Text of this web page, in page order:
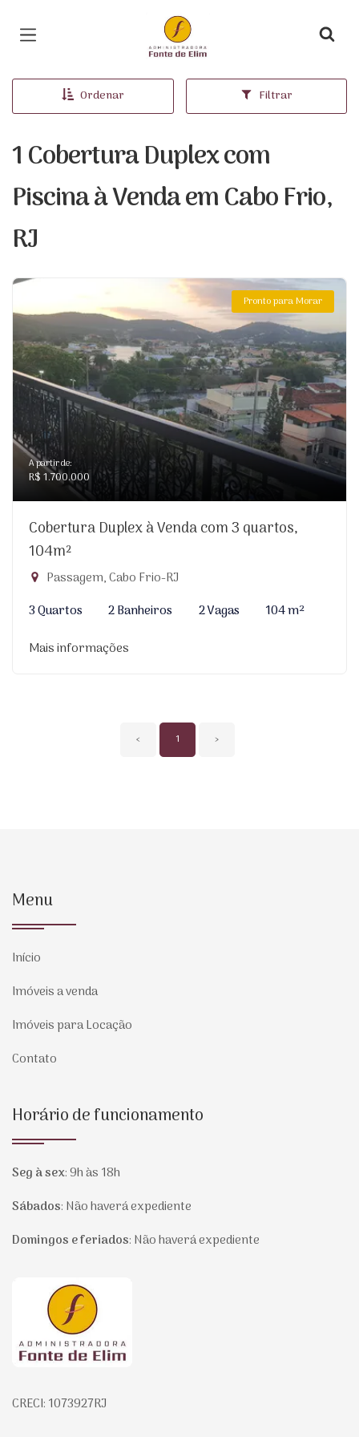
Página inicial
Ordenar Filtrar
1 Cobertura Duplex com
Piscina à Venda em Cabo Frio,
RJ
Pronto para Morar
A partir de:
R$ 1.700.000
Cobertura Duplex à Venda com 3 quartos,
104m²
Passagem, Cabo Frio-RJ
3 Quartos
2 Banheiros 2 Vagas
104 m²
Mais informações
‹ 1 ›
Menu
Início
Imóveis a venda
Imóveis para Locação
Contato
Horário de funcionamento
Seg à sex:9h às 18h
Sábados: Não haverá expediente
Domingos e feriados: Não haverá expediente
Página inicial
CRECI: 1073927RJ